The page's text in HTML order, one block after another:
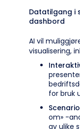
Datatilgang i
dashbord
AI vil
visualisering,
for bruk
om» -
av ulike